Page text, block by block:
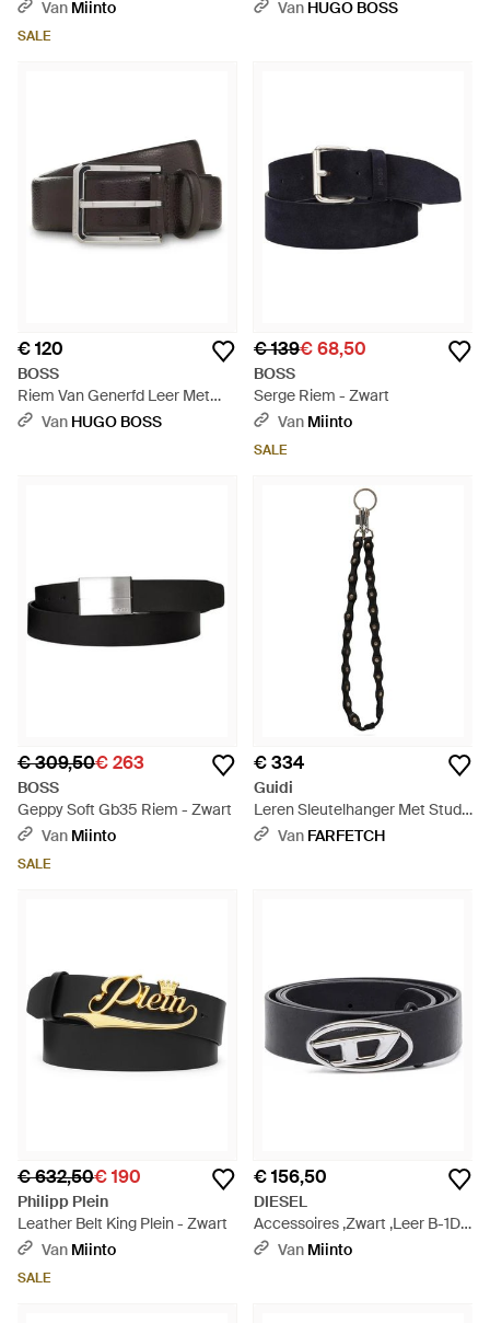
Van Miinto
SALE
Van HUGO BOSS
€ 120
BOSS
Riem Van Generfd Leer Met
Bombé-Constructie - Wit
Van HUGO BOSS
€ 139€ 68,50
BOSS
Serge Riem - Zwart
Van Miinto
SALE
€ 309,50€ 263
BOSS
Geppy Soft Gb35 Riem - Zwart
Van Miinto
SALE
€ 334
Guidi
Leren Sleutelhanger Met Studs
- WitVan FARFETCH
€ 632,50€ 190
Philipp Plein
Leather Belt King Plein - Zwart
Van Miinto
SALE
€ 156,50
DIESEL
Accessoires ,Zwart ,Leer B-1Dr
Layer Belt - Zwart
Van Miinto